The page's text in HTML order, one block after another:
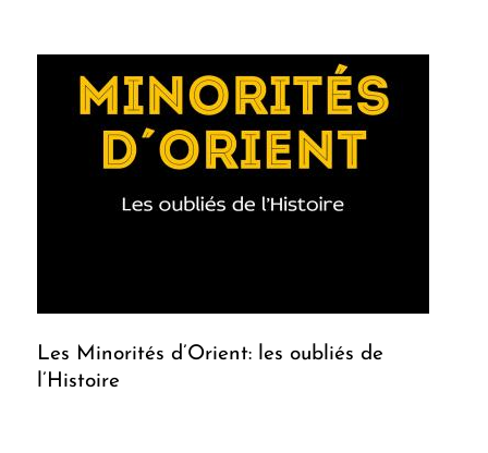
Les Minorités d’Orient: les oubliés de
l’Histoire